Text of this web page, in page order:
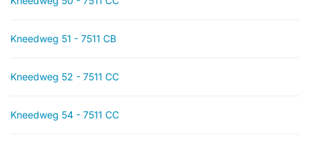
Kneedweg 51 - 7511 CB
Kneedweg 52 - 7511 CC
Kneedweg 54 - 7511 CC